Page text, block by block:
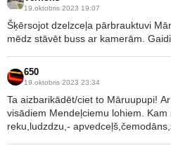
19.oktobris 2023 19:07
Šķērsojot dzelzceļa pārbrauktuvi
mēdz stāvēt buss ar kamerām.
650
19.oktobris 2023 23:34
Ta aizbarikādēt/ciet to Māruupupi!
visādiem Mendeļciemu lohiem.
reku,ludzdzu,-